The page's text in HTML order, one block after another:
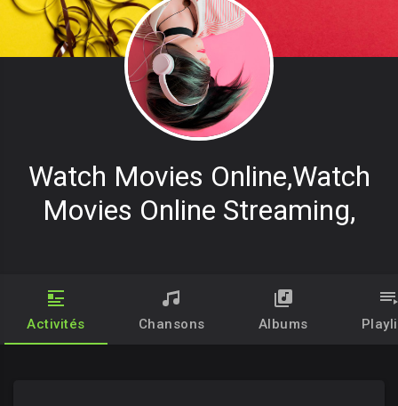
Watch Movies Online,watch
Movies Online Streaming,
Activités Chansons Albums